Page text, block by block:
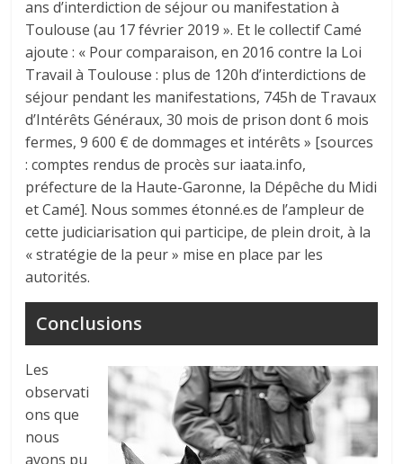
ans d’interdiction de séjour ou manifestation à
Toulouse (au 17 février 2019 ». Et le collectif Camé
ajoute : « Pour comparaison, en 2016 contre la Loi
Travail à Toulouse : plus de 120h d’interdictions de
séjour pendant les manifestations, 745h de Travaux
d’Intérêts Généraux, 30 mois de prison dont 6 mois
fermes, 9 600 € de dommages et intérêts » [sources
: comptes rendus de procès sur iaata.info,
préfecture de la Haute-Garonne, la Dépêche du Midi
et Camé]. Nous sommes étonné.es de l’ampleur de
cette judiciarisation qui participe, de plein droit, à la
« stratégie de la peur » mise en place par les
autorités.
Conclusions
Les
observati
ons que
nous
avons pu